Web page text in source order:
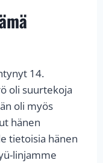
14.
oli suurtekoja
oli myös
hänen
tietoisia hänen
linjamme